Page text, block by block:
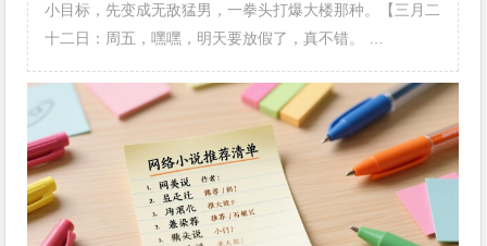
小目标，先变成无敌猛男，一拳头打爆大楼那种。【三月二
十二日：周五，嘿嘿，明天要放假了，真不错。 …